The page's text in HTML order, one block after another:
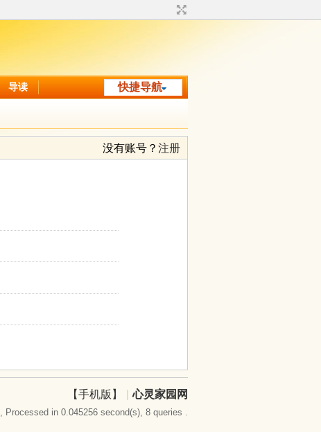
快捷导航
导读
没有账号？ 注册
【手机版】 心灵家园网
, Processed in 0.045256 second(s), 8 queries .